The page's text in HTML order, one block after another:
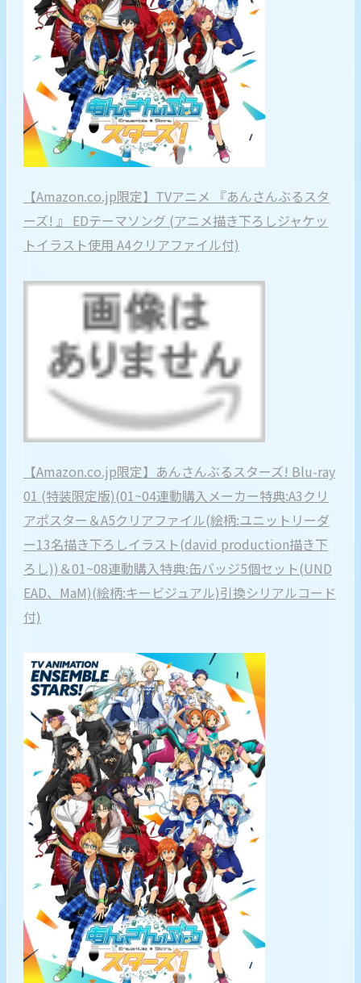
【Amazon.co.jp限定】TVアニメ 『あんさんぶるスタ
ーズ! 』 EDテーマソング (アニメ描き下ろしジャケッ
トイラスト使用 A4クリアファイル付)
【Amazon.co.jp限定】あんさんぶるスターズ! Blu-ray
01 (特装限定版)(01~04連動購入メーカー特典:A3クリ
アポスター＆A5クリアファイル(絵柄:ユニットリーダ
ー13名描き下ろしイラスト(david production描き下
ろし))＆01~08連動購入特典:缶バッジ5個セット(UND
EAD、MaM)(絵柄:キービジュアル)引換シリアルコード
付)